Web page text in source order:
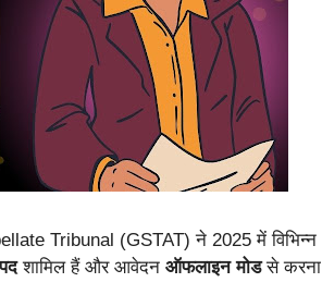
Tribunal (GSTAT) ने 2025 में विभिन्न
शामिल हैं और आवेदन ऑफलाइन मोडसे करना